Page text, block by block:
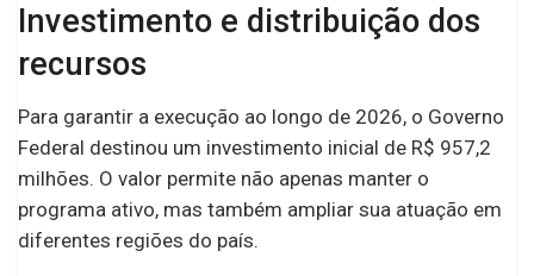
Investimento e distribuição dos
recursos
Para garantir a execução ao longo de 2026, o Governo
Federal destinou um investimento inicial de R$ 957,2
milhões. O valor permite não apenas manter o
programa ativo, mas também ampliar sua atuação em
diferentes regiões do país.